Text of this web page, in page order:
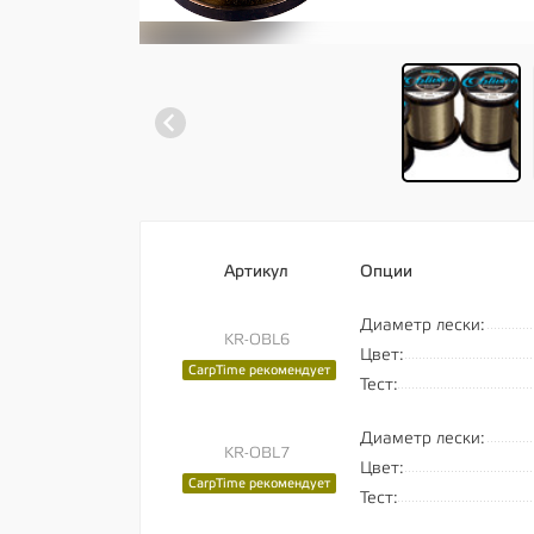
Артикул Опции
KR-OBL6
CarpTime рекомендует
Диаметр лески:
Цвет:
Тест:
KR-OBL7
CarpTime рекомендует
Диаметр лески:
Цвет:
Тест: